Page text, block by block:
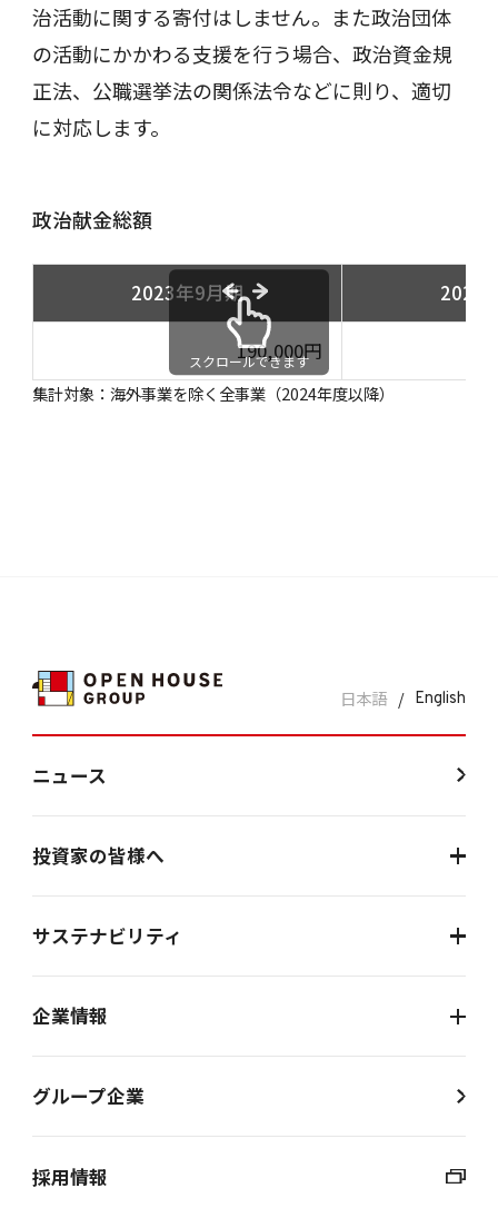
治活動に関する寄付はしません。また政治団体
の活動にかかわる支援を行う場合、政治資金規
正法、公職選挙法の関係法令などに則り、適切
に対応します。
政治献金総額
2023年9月期 2024
190,000円
スクロールできます
集計対象：海外事業を除く全事業（2024年度以降）
日本語 / English
投資家の皆様へ
サステナビリティ
企業情報
グループ企業
採用情報
ニュース